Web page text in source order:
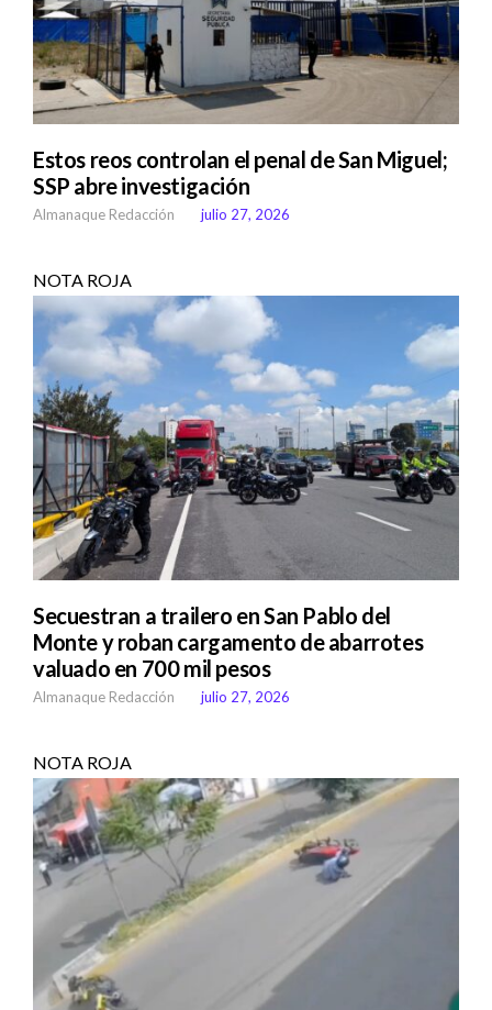
Estos reos controlan el penal de San Miguel;
SSP abre investigación
Almanaque Redacción julio 27, 2026
NOTA ROJA
Secuestran a trailero en San Pablo del
Monte y roban cargamento de abarrotes
valuado en 700 mil pesos
Almanaque Redacción julio 27, 2026
NOTA ROJA